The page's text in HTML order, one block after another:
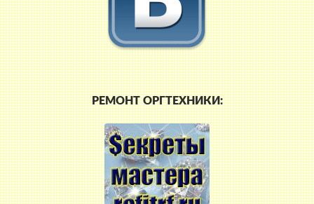
РЕМОНТ ОРГТЕХНИКИ: